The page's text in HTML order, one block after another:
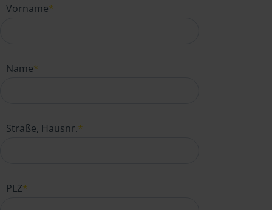
Vorname*
Name*
Straße, Hausnr.*
PLZ*